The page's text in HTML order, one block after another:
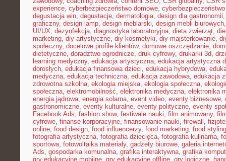
experience, cyberbezpieczeństwo domowe,
degustacja win, degustacje, dermatologia, design dla gastronomii
graficzny, design lamp, design meblarski, design mebli biurowych
UI/UX, dezynfekcja, diagnostyka laboratoryjna, dieta zwierząt,
marketing, diy artystyczne, diy kosmetyki, diy majsterkowanie,
społeczny, docelowe profile klientów, domowe oszczędzanie,
dietetyczne, doradztwo ogrodnicze, druk cyfrowy, drukarki 3d,
learning medyczny, edukacja artystyczna, edukacja artystyczna
dorosłych, edukacja finansowa dzieci, edukacja hybrydowa,
medyczna, edukacja techniczna, edukacja zawodowa, edukacja
zdrowotna szkolna, ekologia miejska, ekologia społeczna,
społeczna, elektromobilność, elektronika medyczna, elektronika
energia jądrowa, energia solarna, event video, eventy biznesowe,
gastronomiczne, eventy kulturalne, eventy polityczne, eventy
Facebook Ads, fashion show, festiwale nauki, film animowany,
cyfrowe, finanse korporacyjne, finansowanie nauki, firewall ,
online, food design, food influencerzy, food marketing, food styling
fotografia artystyczna, fotografia dziecięca, fotografia kulinarna,
sportowa, fotowoltaika materiały, gadżety biurowe, galeria
Ads, gospodarka komunalna, grafika interaktywna, grafika
gry edukacyjne mobilne, gry edukacyjne offline, gry logiczne,